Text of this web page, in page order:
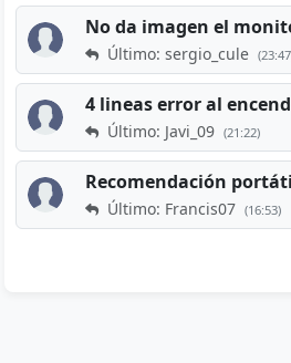
No da imagen el
Último: sergio_cule
4 lineas error al
Último: Javi_09 (21:22)
Recomendación
Último: Francis07 (16:53)